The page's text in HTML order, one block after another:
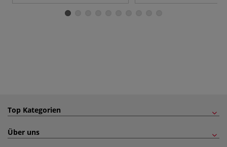
Top Kategorien
Über uns